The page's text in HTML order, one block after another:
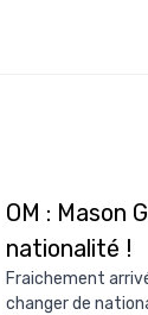
OM : Mason
nationalité !
Fraichement
changer de